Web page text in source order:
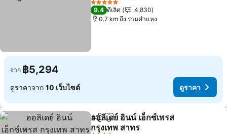
5 ดาว
9.4 ดีเลิศ
4,830
0.7 km ถึง รามคำแหง
จาก ฿5,294
ดูราคาจาก 10 เว็บไซต์ ดูราคา
แชร์ เพิ่มในรายการโปรด
ฮอลิเดย์ อินน์ เอ็กซ์เพรส
กรุงเทพ สาทร